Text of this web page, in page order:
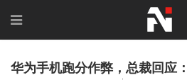
华为手机跑分作弊，总裁回应